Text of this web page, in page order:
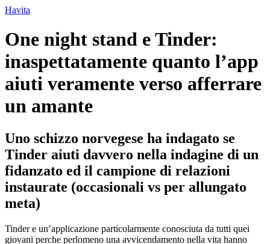
Ir
conteúdo
Havita
One night stand e Tinder:
inaspettatamente quanto l’app
aiuti veramente verso afferrare
un amante
Uno schizzo norvegese ha indagato se
Tinder aiuti davvero nella indagine di un
fidanzato ed il campione di relazioni
instaurate (occasionali vs per allungato
meta)
Tinder e un’applicazione particolarmente conosciuta da tutti quei
giovani perche perlomeno una avvicendamento nella vita hanno